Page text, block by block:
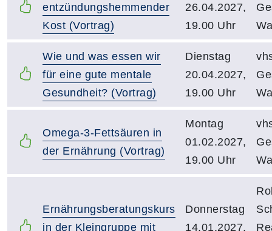
entzündungshemmender
Kost (Vortrag)
26.04.2027,
19.00 Uhr
Wie und was essen wir
für eine gute mentale
Gesundheit? (Vortrag)
Dienstag
20.04.2027,
19.00 Uhr
Omega-3-Fettsäuren in
der Ernährung (Vortrag)
Montag
01.02.2027,
19.00 Uhr
Ernährungsberatungskurs
in der Kleingruppe mit
Donnerstag
14.01.2027,